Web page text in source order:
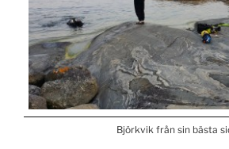
Björkvik från sin bästa